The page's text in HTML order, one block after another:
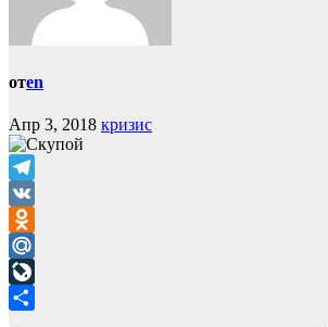
отen
Апр 3, 2018 кризис
Telegram
VK
Odnoklassniki
Mail.Ru
LiveJournal